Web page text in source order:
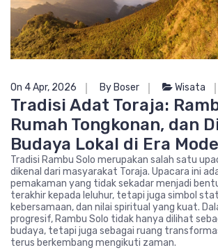
On 4 Apr, 2026 By Boser Wisata
Tradisi Adat Toraja:
Rumah Tongkonan, dan
Budaya Lokal di Era
Tradisi Rambu Solo merupakan salah satu
dikenal dari masyarakat Toraja. Upacara ini
pemakaman yang tidak sekadar menjadi
terakhir kepada leluhur, tetapi juga simbol
kebersamaan, dan nilai spiritual yang kuat.
progresif, Rambu Solo tidak hanya dilihat
budaya, tetapi juga sebagai ruang
terus berkembang mengikuti zaman.